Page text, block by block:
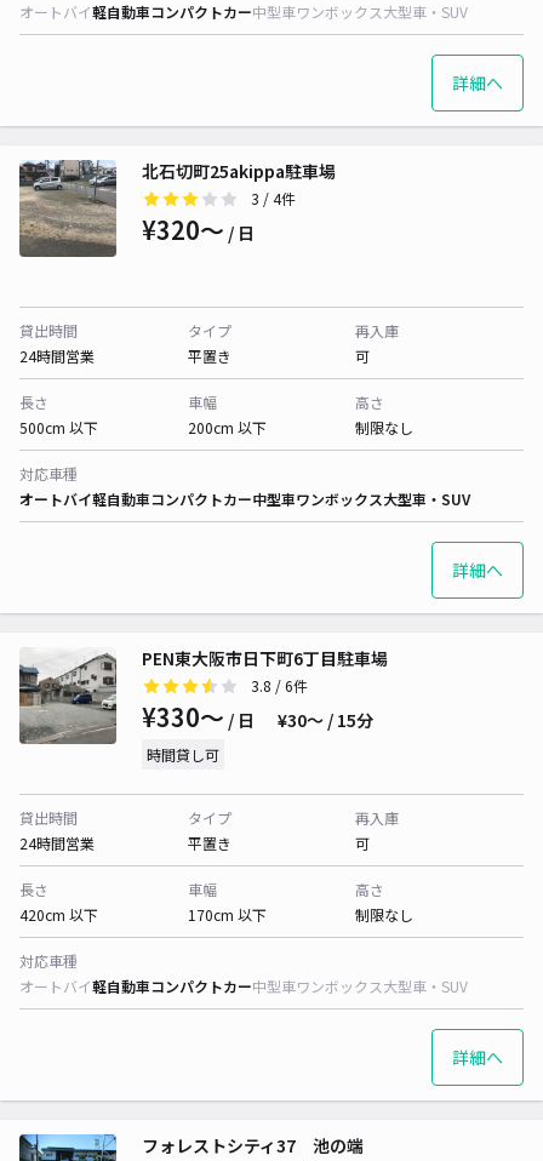
オートバイ軽自動車コンパクトカー中型車ワンボックス大型車・SUV
詳細へ
北石切町25akippa駐車場
3 / 4件
¥320〜 / 日
貸出時間
24時間営業
タイプ
平置き
再入庫
可
長さ
500cm 以下
車幅
200cm 以下
高さ
制限なし
対応車種
オートバイ軽自動車コンパクトカー中型車ワンボックス大型車・SUV
詳細へ
PEN東大阪市日下町6丁目駐車場
3.8 / 6件
¥330〜 / 日 ¥30〜 / 15分
時間貸し可
貸出時間
24時間営業
タイプ
平置き
再入庫
可
長さ
420cm 以下
車幅
170cm 以下
高さ
制限なし
対応車種
オートバイ軽自動車コンパクトカー中型車ワンボックス大型車・SUV
詳細へ
フォレストシティ37 池の端